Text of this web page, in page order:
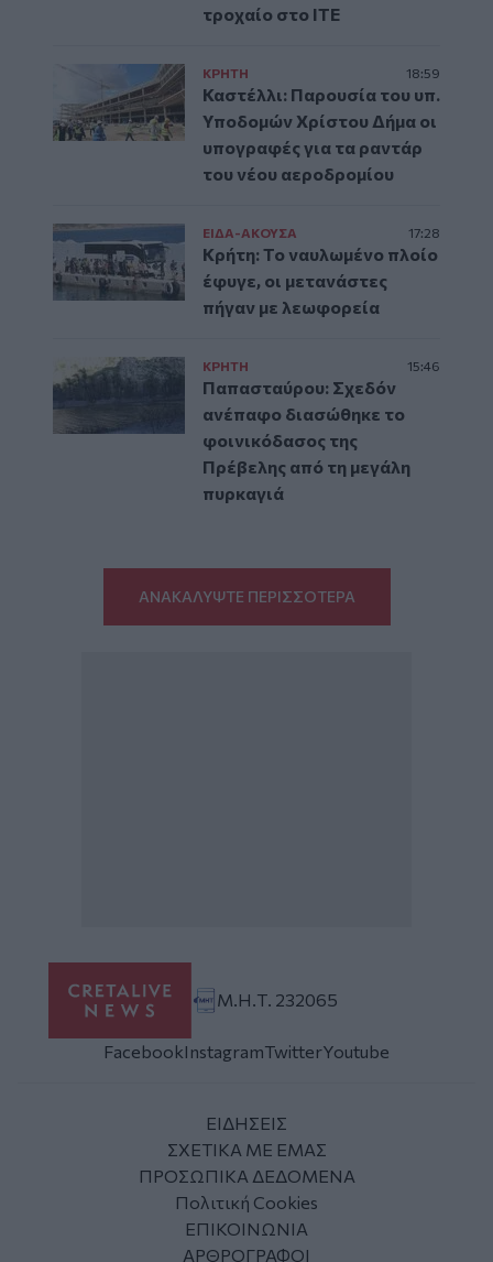
τροχαίο στο ΙΤΕ
ΚΡΗΤΗ 18:59
Καστέλλι: Παρουσία του υπ.
Υποδομών Χρίστου Δήμα οι
υπογραφές για τα ραντάρ
του νέου αεροδρομίου
ΕΙΔΑ-ΑΚΟΥΣΑ 17:28
Κρήτη: Το ναυλωμένο πλοίο
έφυγε, οι μετανάστες
πήγαν με λεωφορεία
ΚΡΗΤΗ 15:46
Παπασταύρου: Σχεδόν
ανέπαφο διασώθηκε το
φοινικόδασος της
Πρέβελης από τη μεγάλη
πυρκαγιά
ΑΝΑΚΑΛΥΨΤΕ ΠΕΡΙΣΣΟΤΕΡΑ
Μ.Η.Τ. 232065
FacebookInstagramTwitterYoutube
ΕΙΔΗΣΕΙΣ
ΣΧΕΤΙΚΑ ΜΕ ΕΜΑΣ
ΠΡΟΣΩΠΙΚΑ ΔΕΔΟΜΕΝΑ
Πολιτική Cookies
ΕΠΙΚΟΙΝΩΝΙΑ
ΑΡΘΡΟΓΡΑΦΟΙ